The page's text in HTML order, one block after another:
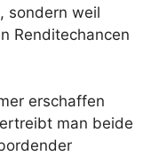
sondern weil
Renditechancen
erschaffen
man beide